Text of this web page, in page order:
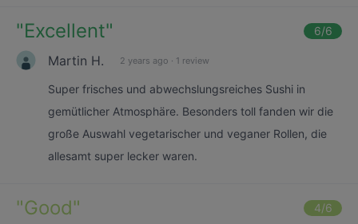
"Excellent" 6/6
Martin H. 2 years ago · 1 review
Super frisches und abwechslungsreiches Sushi in
gemütlicher Atmosphäre. Besonders toll fanden wir die
große Auswahl vegetarischer und veganer Rollen, die
allesamt super lecker waren.
"Good" 4/6